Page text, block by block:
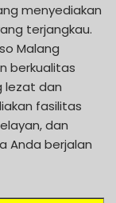
menyediakan
terjangkau.
Malang
berkualitas
lezat dan
fasilitas
dan
Anda berjalan